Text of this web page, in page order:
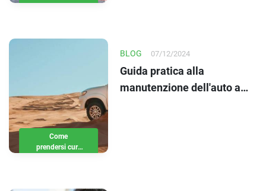
Come
prendersi cura
BLOG 07/12/2024
Guida pratica alla
manutenzione dell'auto a